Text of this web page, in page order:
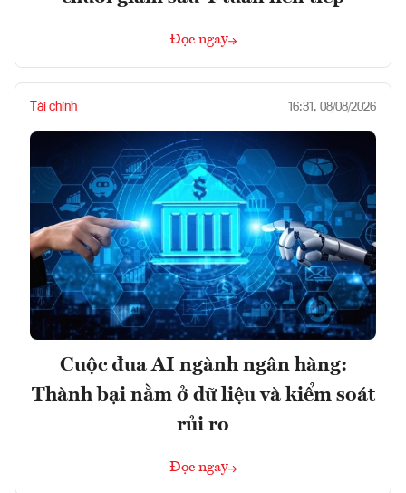
Đọc ngay
Tài chính 16:31, 08/08/2026
Cuộc đua AI ngành ngân hàng:
Thành bại nằm ở dữ liệu và kiểm soát
rủi ro
Đọc ngay